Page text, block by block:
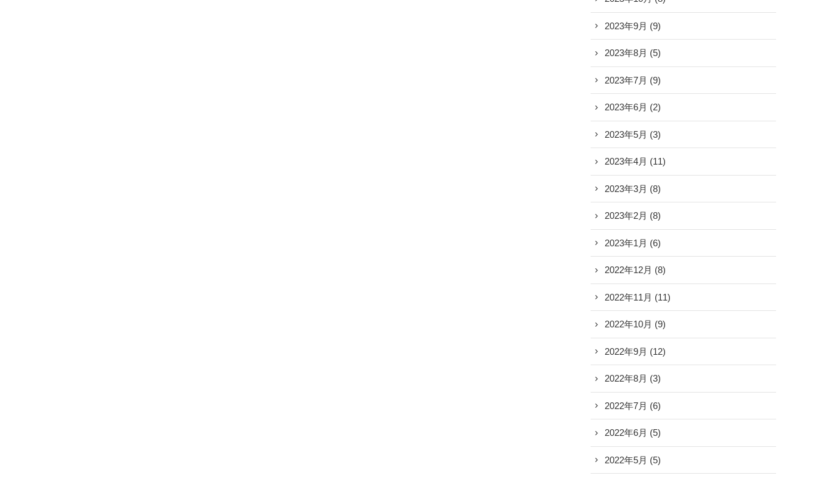
2023年9月 (9)
2023年8月 (5)
2023年7月 (9)
2023年6月 (2)
2023年5月 (3)
2023年4月 (11)
2023年3月 (8)
2023年2月 (8)
2023年1月 (6)
2022年12月 (8)
2022年11月 (11)
2022年10月 (9)
2022年9月 (12)
2022年8月 (3)
2022年7月 (6)
2022年6月 (5)
2022年5月 (5)